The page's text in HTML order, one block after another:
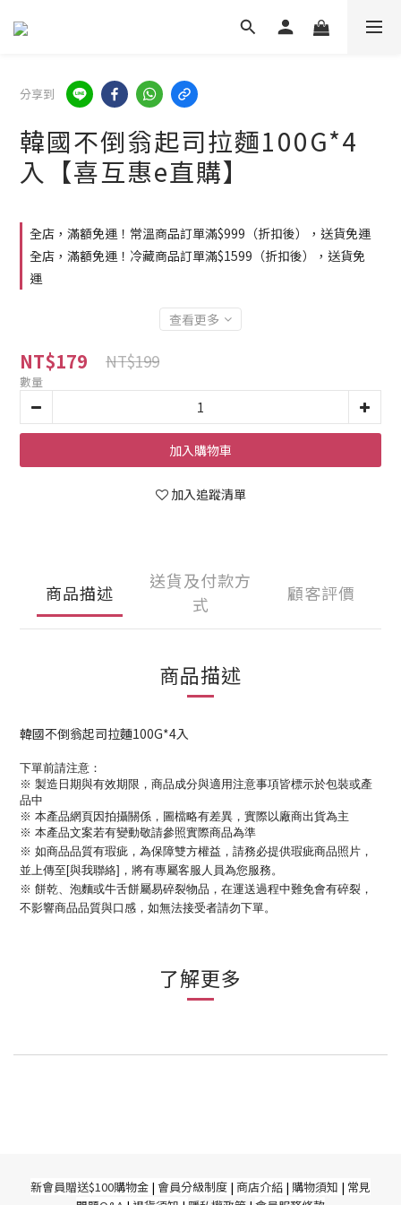
分享到
韓國不倒翁起司拉麵100G*4
入【喜互惠e直購】
全店，滿額免運！常溫商品訂單滿$999（折扣後），送貨免運
全店，滿額免運！冷藏商品訂單滿$1599（折扣後），送貨免
運
查看更多
NT$179 NT$199
數量
加入購物車
加入追蹤清單
商品描述
送貨及付款方
式
顧客評價
商品描述
韓國不倒翁起司拉麵100G*4入
下單前請注意：
※ 製造日期與有效期限， 商品成分與適用注意事項皆標示於包裝或產
品中
※ 本產品網頁因拍攝關係，圖檔略有差異，實際以廠商出貨為主
※ 本產品文案若有變動敬請參照實際商品為準
※ 如商品品質有瑕疵，為保障雙方權益，請務必提供瑕疵商品照片，
並上傳至[與我聯絡]，將有專屬客服人員為您服務。
※ 餅乾、泡麵或牛舌餅屬易碎裂物品，在運送過程中難免會有碎裂，
不影響商品品質與口感，如無法接受者請勿下單。
了解更多
新會員贈送$100購物金 | 會員分級制度 | 商店介紹 | 購物須知 | 常見